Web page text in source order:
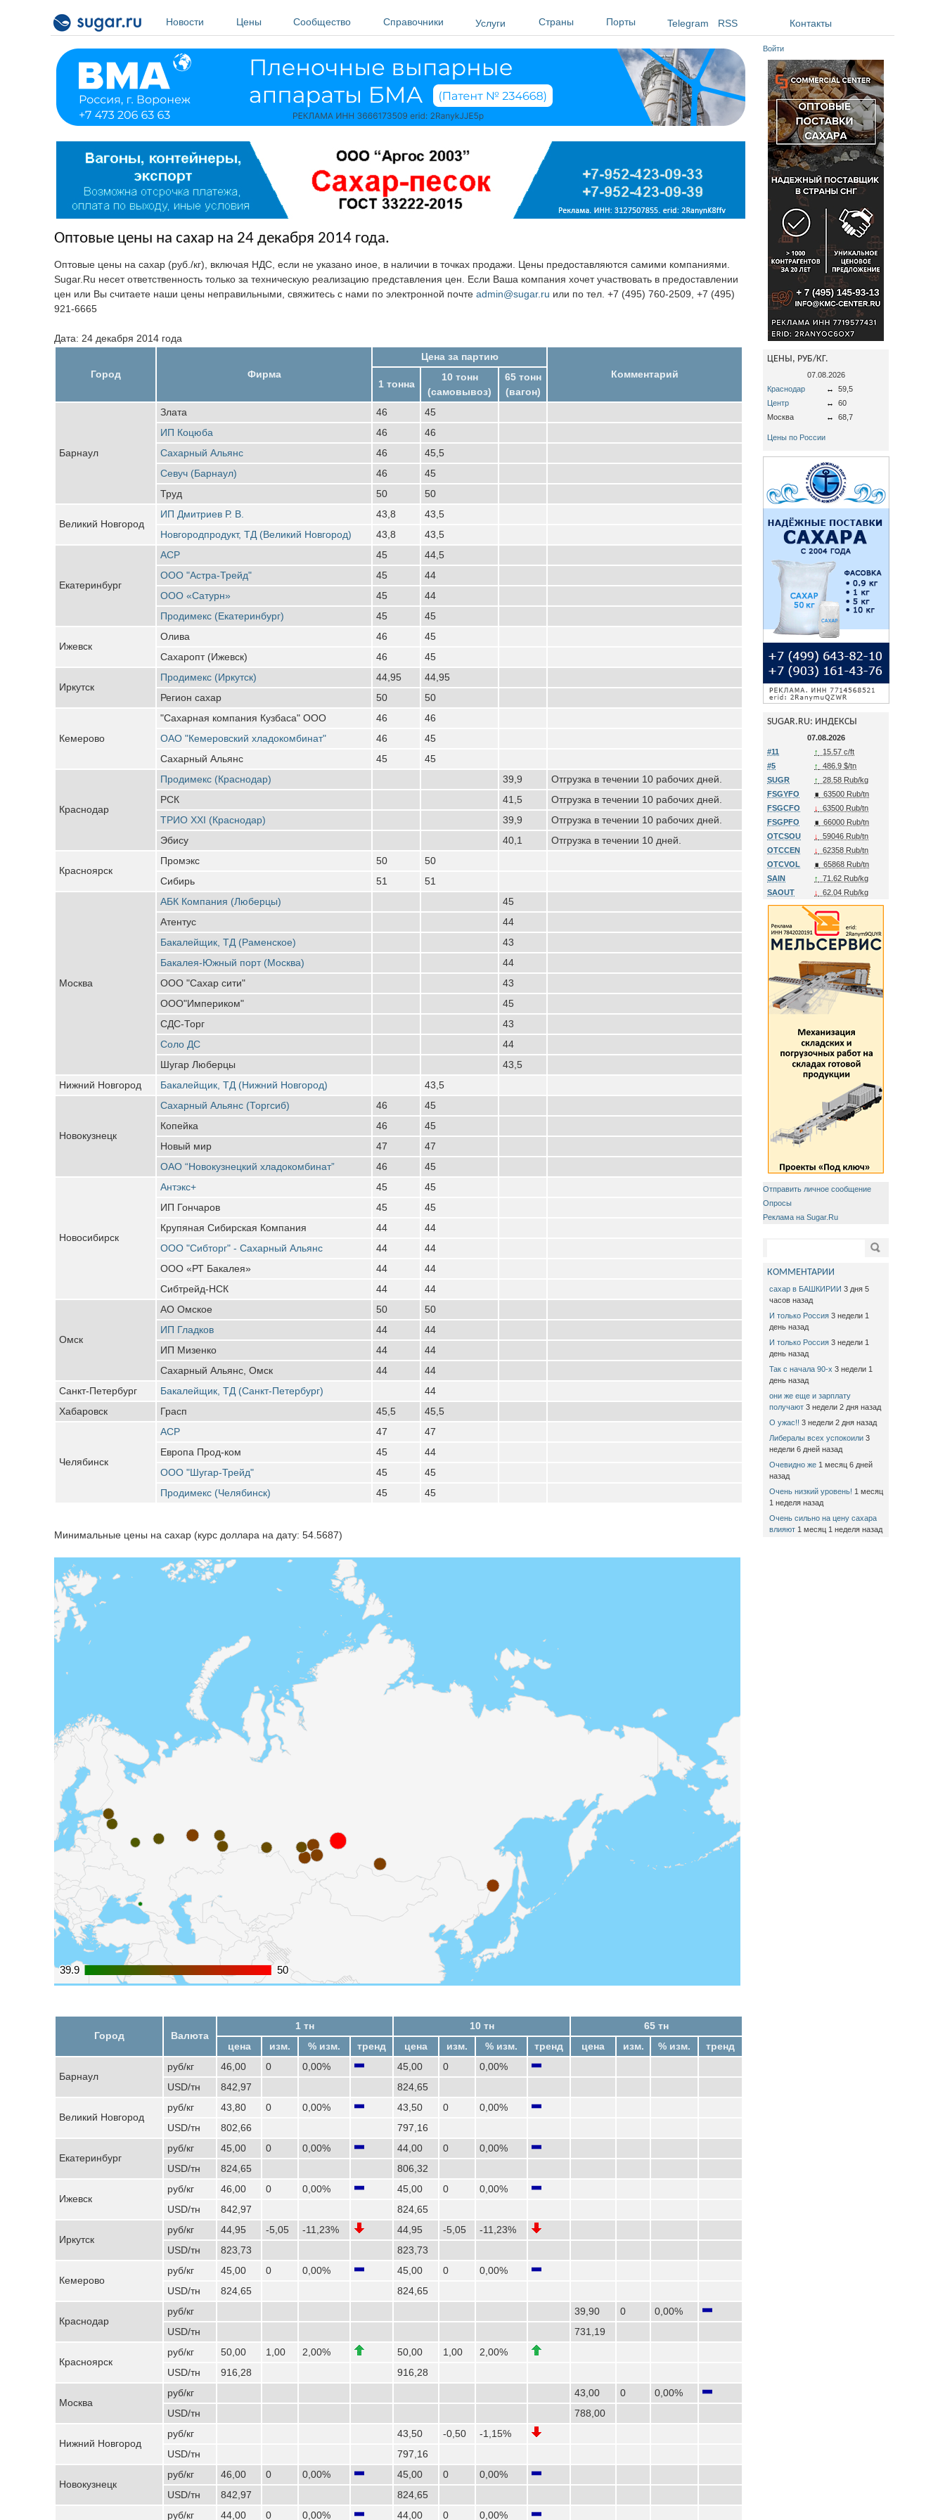
Новости
Цены Сообщество Справочники Услуги Страны Порты Telegram RSS Контакты
Оптовые цены на сахар на 24 декабря 2014 года.
Оптовые цены на сахар (руб./кг), включая НДС, если не указано иное, в наличии в точках продажи. Цены предоставляются самими компаниями.
Sugar.Ru несет ответственность только за техническую реализацию представления цен. Если Ваша компания хочет участвовать в предоставлении
цен или Вы считаете наши цены неправильными, свяжитесь с нами по электронной почте admin@sugar.ru или по тел. +7 (495) 760-2509, +7 (495)
921-6665
Дата: 24 декабря 2014 года
Город Фирма
Цена за партию
Комментарий
1 тонна
10 тонн
(самовывоз)
65 тонн
(вагон)
Барнаул
Злата 46
45
ИП Коцюба
46
46
Сахарный Альянс
46
45,5
Севуч (Барнаул)
46
45
Труд
50 50
Великий Новгород
ИП Дмитриев Р. В. 43,8
43,5
Новгородпродукт, ТД (Великий Новгород)
43,8 43,5
Екатеринбург
АСР 45
44,5
ООО "Астра-Трейд"
45
44
ООО «Сатурн»
45
44
Продимекс (Екатеринбург)
45 45
Ижевск
Олива 46
45
Сахаропт (Ижевск)
46 45
Иркутск
Продимекс (Иркутск) 44,95
44,95
Регион сахар
50 50
Кемерово
"Сахарная компания Кузбаса" ООО 46
46
ОАО "Кемеровский хладокомбинат"
46
45
Сахарный Альянс
45 45
Краснодар
Продимекс (Краснодар) 39,9
Отгрузка в течении 10 рабочих дней.
РСК
41,5
Отгрузка в течении 10 рабочих дней.
ТРИО XXI (Краснодар)
39,9
Отгрузка в течении 10 рабочих дней.
Эбису
40,1 Отгрузка в течении 10 дней.
Красноярск
Промэкс 50
50
Сибирь
51 51
Москва
АБК Компания (Люберцы)
45
Атентус
44
Бакалейщик, ТД (Раменское)
43
Бакалея-Южный порт (Москва)
44
ООО "Сахар сити"
43
ООО"Империком"
45
СДС-Торг
43
Соло ДС
44
Шугар Люберцы
43,5
Нижний Новгород
Бакалейщик, ТД (Нижний Новгород) 43,5
Новокузнецк
Сахарный Альянс (Торгсиб) 46
45
Копейка
46
45
Новый мир
47
47
ОАО “Новокузнецкий хладокомбинат”
46 45
Новосибирск
Антэкс+ 45
45
ИП Гончаров
45
45
Крупяная Сибирская Компания
44
44
ООО "Сибторг" - Сахарный Альянс
44
44
ООО «РТ Бакалея»
44
44
Сибтрейд-НСК
44 44
Омск
АО Омское 50
50
ИП Гладков
44
44
ИП Мизенко
44
44
Сахарный Альянс, Омск
44
44
Санкт-Петербург
Бакалейщик, ТД (Санкт-Петербург)
44
Хабаровск
Грасп 45,5 45,5
Челябинск
АСР 47
47
Европа Прод-ком
45
44
ООО "Шугар-Трейд"
45
45
Продимекс (Челябинск)
45 45
Минимальные цены на сахар (курс доллара на дату: 54.5687)
39.9
39.9 50
50
Город Валюта
1 тн 10 тн
65 тн
цена
изм. % изм. тренд цена изм. % изм. тренд цена изм. % изм. тренд
Барнаул
руб/кг 46,00 0 0,00% 45,00 0
0,00%
USD/тн
842,97 824,65
Великий Новгород
руб/кг 43,80 0 0,00% 43,50 0
0,00%
USD/тн
802,66 797,16
Екатеринбург
руб/кг 45,00 0 0,00% 44,00 0
0,00%
USD/тн
824,65 806,32
Ижевск
руб/кг 46,00 0 0,00% 45,00 0
0,00%
USD/тн
842,97 824,65
Иркутск
руб/кг 44,95 -5,05 -11,23% 44,95 -5,05
-11,23%
USD/тн
823,73 823,73
Кемерово
руб/кг 45,00 0 0,00% 45,00 0
0,00%
USD/тн
824,65 824,65
Краснодар
руб/кг 39,90 0
0,00%
USD/тн
731,19
Красноярск
руб/кг 50,00 1,00 2,00% 50,00 1,00
2,00%
USD/тн
916,28 916,28
Москва
руб/кг 43,00 0
0,00%
USD/тн
788,00
Нижний Новгород
руб/кг 43,50 -0,50
-1,15%
USD/тн
797,16
Новокузнецк
руб/кг 46,00 0 0,00% 45,00 0
0,00%
USD/тн
842,97 824,65
руб/кг 44,00 0 0,00% 44,00 0 0,00%
Войти
ЦЕНЫ, РУБ/КГ.
07.08.2026
Краснодар
↔
59,5
Центр
↔
60
Москва
↔ 68,7
Цены по России
SUGAR.RU: ИНДЕКСЫ
07.08.2026
#11
↑
15.57 c/ft
#5
↑
486.9 $/tn
SUGR
↑
28.58 Rub/kg
FSGYFO
∎ 63500 Rub/tn
FSGCFO
↓
63500 Rub/tn
FSGPFO
∎ 66000 Rub/tn
OTCSOU
↓
59046 Rub/tn
OTCCEN
↓
62358 Rub/tn
OTCVOL
∎ 65868 Rub/tn
SAIN
↑
71.62 Rub/kg
SAOUT
↓ 62.04 Rub/kg
Отправить личное сообщение
Опросы
Реклама на Sugar.Ru
Поиск
КОММЕНТАРИИ
сахар в БАШКИРИИ 3 дня 5
часов назад
И только Россия 3 недели 1
день назад
И только Россия 3 недели 1
день назад
Так с начала 90-х 3 недели 1
день назад
они же еще и зарплату
получают 3 недели 2 дня назад
О ужас!! 3 недели 2 дня назад
Либералы всех успокоили 3
недели 6 дней назад
Очевидно же 1 месяц 6 дней
назад
Очень низкий уровень! 1 месяц
1 неделя назад
Очень сильно на цену сахара
влияют 1 месяц 1 неделя назад